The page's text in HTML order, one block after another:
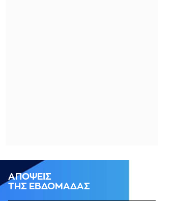
ΑΠΟΨΕΙΣ
ΤΗΣ ΕΒΔΟΜΑΔΑΣ